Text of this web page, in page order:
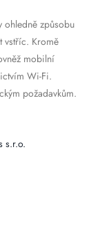
ohledně způsobu
vstříc. Kromě
mobilní
Wi-Fi.
požadavkům.
s.r.o.